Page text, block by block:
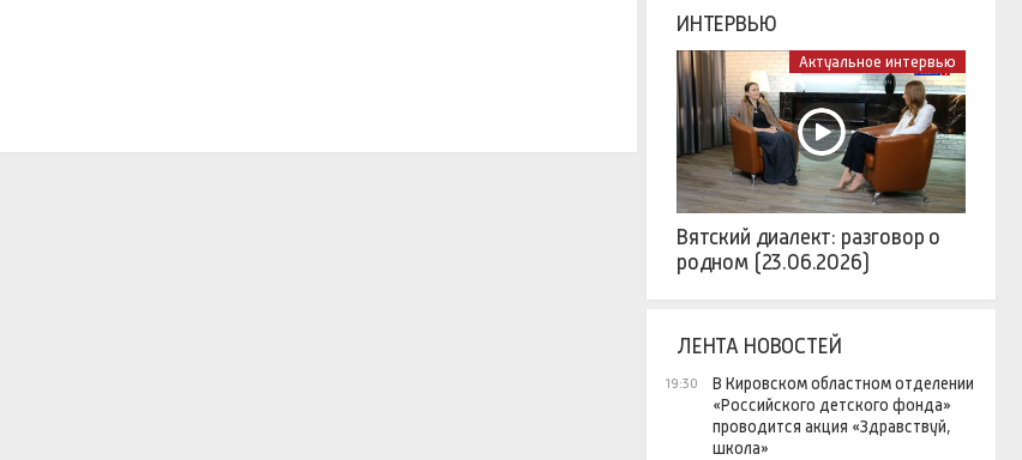
ИНТЕРВЬЮ
Актуальное интервью
Вятский диалект: разговор о
родном (23.06.2026)
ЛЕНТА НОВОСТЕЙ
19:30
В Кировском областном отделении
«Российского детского фонда»
проводится акция «Здравствуй,
школа»